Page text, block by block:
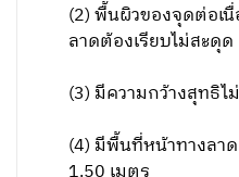
(2) พื้นผิวของจุดต่อเ
ลาดต้องเรียบไม่สะดุด
(3) มีความกว้างสุทธิ
(4) มีพื้นที่หน้าทางลา